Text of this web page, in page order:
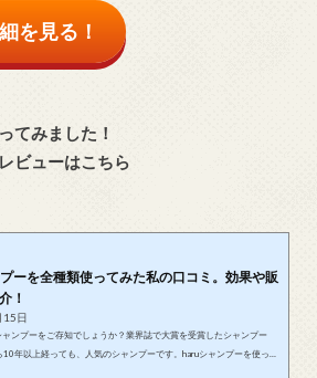
を見る！
てみました！
ビューはこちら
ーを全種類使ってみた私の口コミ。効果や販
！
15日
ャンプーをご存知でしょうか？業界誌で大賞を受賞したシャンプー
年以上経っても、人気のシャンプーです。haruシャンプーを使った